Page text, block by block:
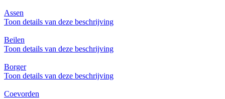
Assen
Toon details van deze beschrijving
Beilen
Toon details van deze beschrijving
Borger
Toon details van deze beschrijving
Coevorden